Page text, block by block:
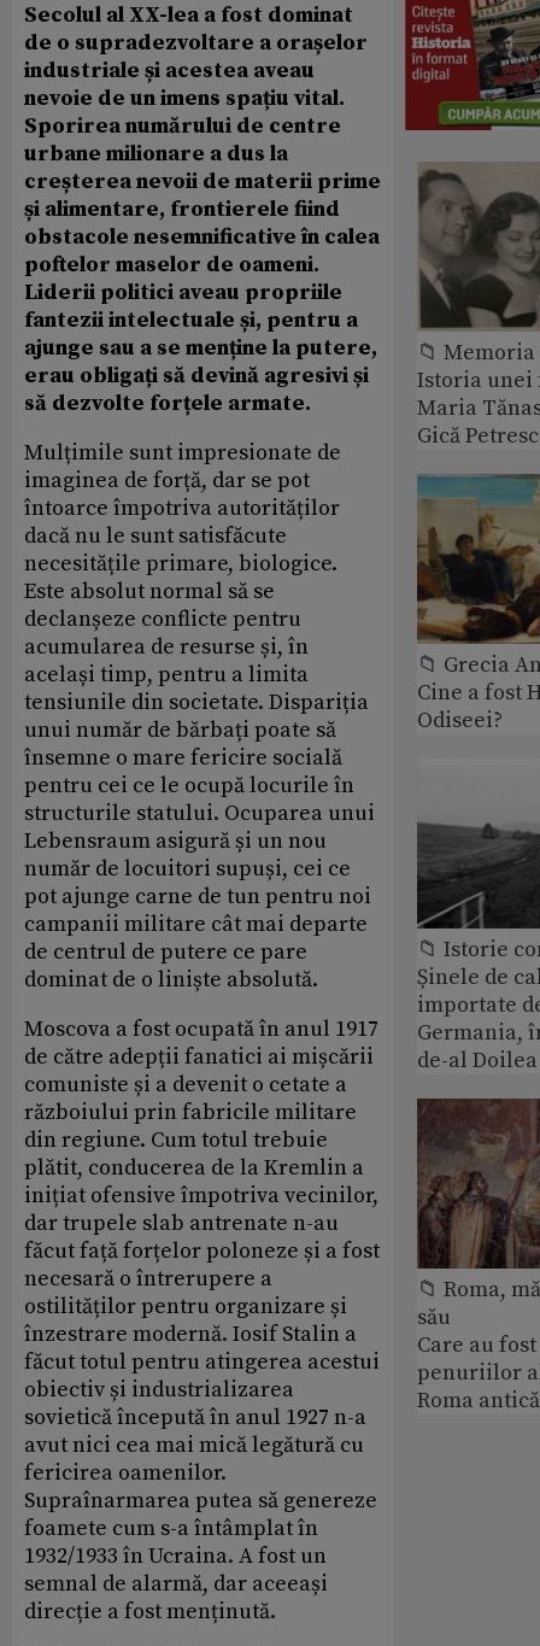
Secolul al XX-lea a fost dominat
de o supradezvoltare a orașelor
industriale și acestea aveau
nevoie de un imens spațiu vital.
Sporirea numărului de centre
urbane milionare a dus la
creșterea nevoii de materii prime
și alimentare, frontierele fiind
obstacole nesemnificative în calea
poftelor maselor de oameni.
Liderii politici aveau propriile
fantezii intelectuale și, pentru a
ajunge sau a se menține la putere,
erau obligați să devină agresivi și
să dezvolte forțele armate.
Mulțimile sunt impresionate de
imaginea de forță, dar se pot
întoarce împotriva autorităților
dacă nu le sunt satisfăcute
necesitățile primare, biologice.
Este absolut normal să se
declanșeze conflicte pentru
acumularea de resurse și, în
același timp, pentru a limita
tensiunile din societate. Dispariția
unui număr de bărbați poate să
însemne o mare fericire socială
pentru cei ce le ocupă locurile în
structurile statului. Ocuparea unui
Lebensraum asigură și un nou
număr de locuitori supuși, cei ce
pot ajunge carne de tun pentru noi
campanii militare cât mai departe
de centrul de putere ce pare
dominat de o liniște absolută.
Moscova a fost ocupată în anul 1917
de către adepții fanatici ai mișcării
comuniste și a devenit o cetate a
războiului prin fabricile militare
din regiune. Cum totul trebuie
plătit, conducerea de la Kremlin a
inițiat ofensive împotriva vecinilor,
dar trupele slab antrenate n-au
făcut față forțelor poloneze și a fost
necesară o întrerupere a
ostilităților pentru organizare și
înzestrare modernă. Iosif Stalin a
făcut totul pentru atingerea acestui
obiectiv și industrializarea
sovietică începută în anul 1927 n-a
avut nici cea mai mică legătură cu
fericirea oamenilor.
Supraînarmarea putea să genereze
foamete cum s-a întâmplat în
1932/1933 în Ucraina. A fost un
semnal de alarmă, dar aceeași
direcție a fost menținută.
📁
Istoria
Maria
Gică
📁 Grecia
Cine a fost
Odiseei?
📁 Istorie
Șinele de
importate
Germania,
de-al
📁 Roma,
său
Care au
penuriilor
Roma